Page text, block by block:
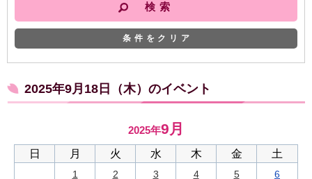
条件をクリア
2025年9月18日（木）のイベント
2025年9月
日 月 火 水 木 金 土
1 2 3 4 5 6